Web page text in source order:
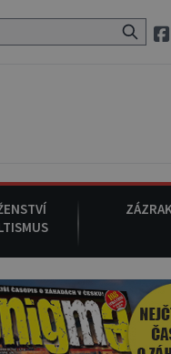
taxi, nasedne do